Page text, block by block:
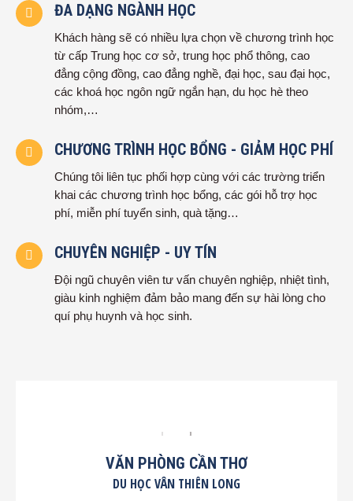
ĐA DẠNG NGÀNH HỌC
Khách hàng sẽ có nhiều lựa chọn về chương trình học
từ cấp Trung học cơ sở, trung học phổ thông, cao
đẳng cộng đồng, cao đẳng nghề, đại học, sau đại học,
các khoá học ngôn ngữ ngắn hạn, du học hè theo
nhóm,…
CHƯƠNG TRÌNH HỌC BỔNG - GIẢM HỌC PHÍ
Chúng tôi liên tục phối hợp cùng với các trường triển
khai các chương trình học bổng, các gói hỗ trợ học
phí, miễn phí tuyển sinh, quà tặng…
CHUYÊN NGHIỆP - UY TÍN
Đội ngũ chuyên viên tư vấn chuyên nghiệp, nhiệt tình,
giàu kinh nghiệm đảm bảo mang đến sự hài lòng cho
quí phụ huynh và học sinh.
VĂN PHÒNG CẦN THƠ
DU HỌC VÂN THIÊN LONG